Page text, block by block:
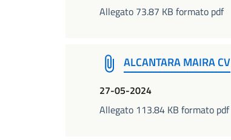
Allegato 73.87 KB formato pdf
ALCANTARA MAIRA CV
27-05-2024
Allegato 113.84 KB formato pdf